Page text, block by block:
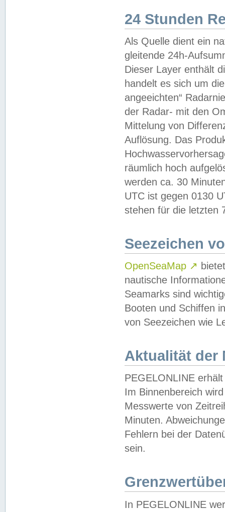
24 Stunden
Als Quelle dient ein
gleitende 24h-
Dieser Layer enthält
handelt es sich um
angeeichten“
der Radar- mit den
Mittelung von
Auflösung. Das
räumlich hoch
werden ca. 30
UTC ist gegen 0130
stehen für die letzten
Seezeichen
OpenSeaMap ↗
nautische
Seamarks sind
Booten und Schiffen
von Seezeichen wie
Aktualität der
PEGELONLINE
Im Binnenbereich
Messwerte von
Minuten.
Fehlern bei der
sein.
In PEGELONLINE